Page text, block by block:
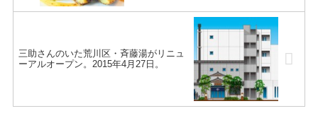
三助さんのいた荒川区・斉藤湯がリニュ
ーアルオープン。2015年4月27日。